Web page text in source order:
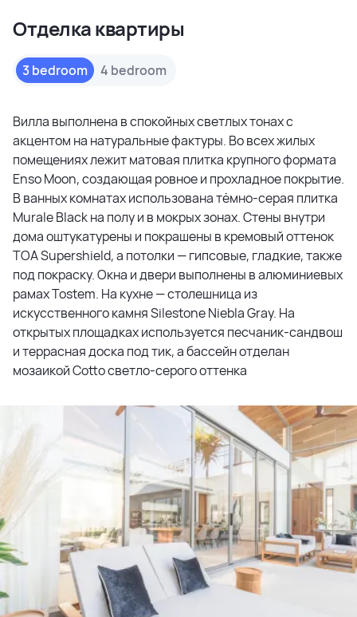
Отделка квартиры
3 bedroom 4 bedroom
Вилла выполнена в спокойных светлых тонах с
акцентом на натуральные фактуры. Во всех жилых
помещениях лежит матовая плитка крупного формата
Enso Moon, создающая ровное и прохладное покрытие.
В ванных комнатах использована тёмно-серая плитка
Murale Black на полу и в мокрых зонах. Стены внутри
дома оштукатурены и покрашены в кремовый оттенок
TOA Supershield, а потолки — гипсовые, гладкие, также
под покраску. Окна и двери выполнены в алюминиевых
рамах Tostem. На кухне — столешница из
искусственного камня Silestone Niebla Gray. На
открытых площадках используется песчаник-сандвош
и террасная доска под тик, а бассейн отделан
мозаикой Cotto светло-серого оттенка